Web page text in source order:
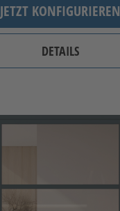
JETZT KONFIGURIEREN
DETAILS